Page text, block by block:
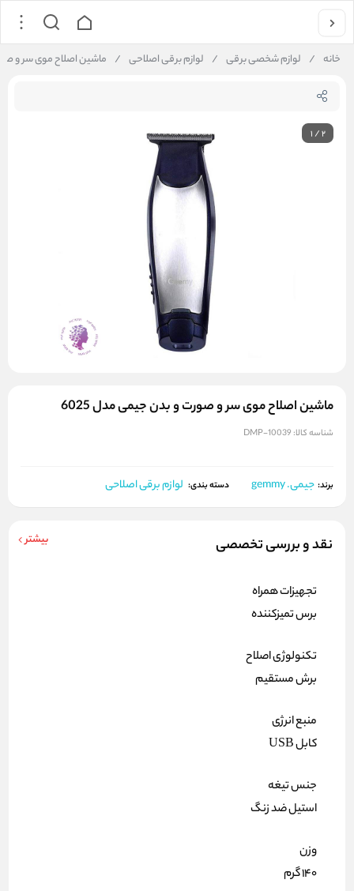
خانه / لوازم شخصی برقی / لوازم برقی اصلاحی / ماشین اصلاح موی سر و
1/2
ماشین اصلاح موی سر و صورت و بدن جیمی مدل 6025
شناسه کالا: DMP-10039
برند: جیمی. gemmy دسته بندی: لوازم برقی اصلاحی
نقد و بررسی تخصصی بیشتر
تجهیزات همراه
برس تمیزکننده
تکنولوژی اصلاح
برش مستقیم
منبع انرژی
کابل USB
جنس تیغه
استیل ضد زنگ
وزن
۱۴۰ گرم